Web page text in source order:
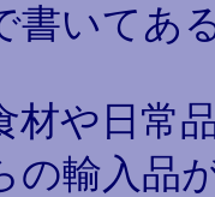
書いてあ
や日常
の輸入品